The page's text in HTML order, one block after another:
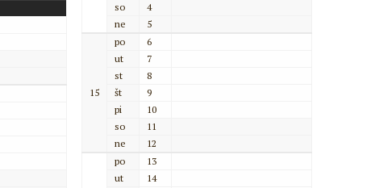
so
4
ne
5
15
po
6
ut
7
st
8
št
9
pi
10
so
11
ne
12
po
13
ut
14